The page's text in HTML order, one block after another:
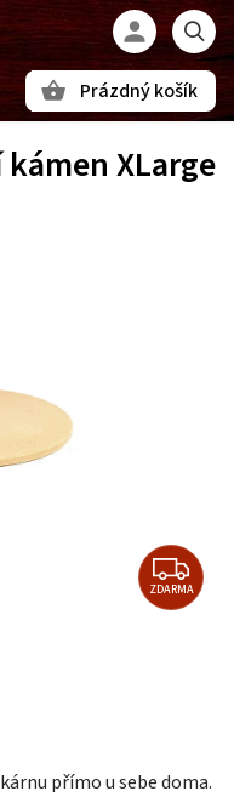
Prázdný košík
kámen XLarge
ZDARMA
přímo u sebe doma.